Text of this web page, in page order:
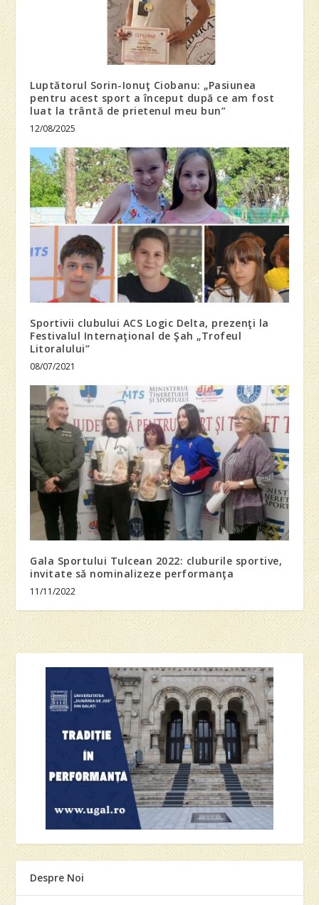
Luptătorul Sorin-Ionuţ Ciobanu: „Pasiunea
pentru acest sport a început după ce am fost
luat la trântă de prietenul meu bun”
12/08/2025
Sportivii clubului ACS Logic Delta, prezenţi la
Festivalul Internaţional de Şah „Trofeul
Litoralului”
08/07/2021
Gala Sportului Tulcean 2022: cluburile sportive,
invitate să nominalizeze performanţa
11/11/2022
Despre Noi